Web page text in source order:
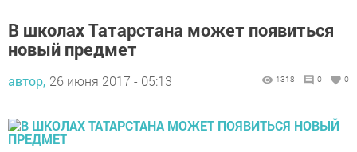
В школах Татарстана может появиться
новый предмет
автор, 26 июня 2017 - 05:13 1318 0 0